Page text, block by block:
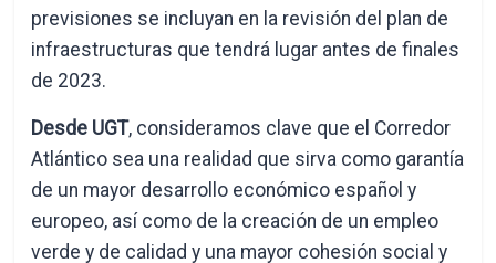
previsiones se incluyan en la revisión del plan de
infraestructuras que tendrá lugar antes de finales
de 2023.
Desde UGT, consideramos clave que el Corredor
Atlántico sea una realidad que sirva como garantía
de un mayor desarrollo económico español y
europeo, así como de la creación de un empleo
verde y de calidad y una mayor cohesión social y